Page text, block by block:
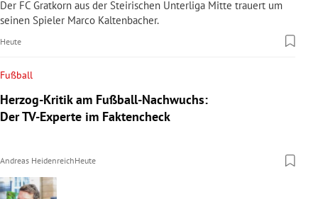
Der FC Gratkorn aus der Steirischen Unterliga Mitte trauert um
seinen Spieler Marco Kaltenbacher.
Heute
Fußball
Herzog-Kritik am Fußball-Nachwuchs:
Der TV-Experte im Faktencheck
Andreas HeidenreichHeute